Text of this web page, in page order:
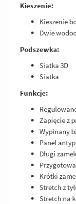
Kieszenie:
Kieszenie
Dwie
Podszewka:
Siatka 3D
Siatka
Funkcje:
Zapięcie z
Wypinany
Panel
Długi
Krótki
Stretch z
Stretch na